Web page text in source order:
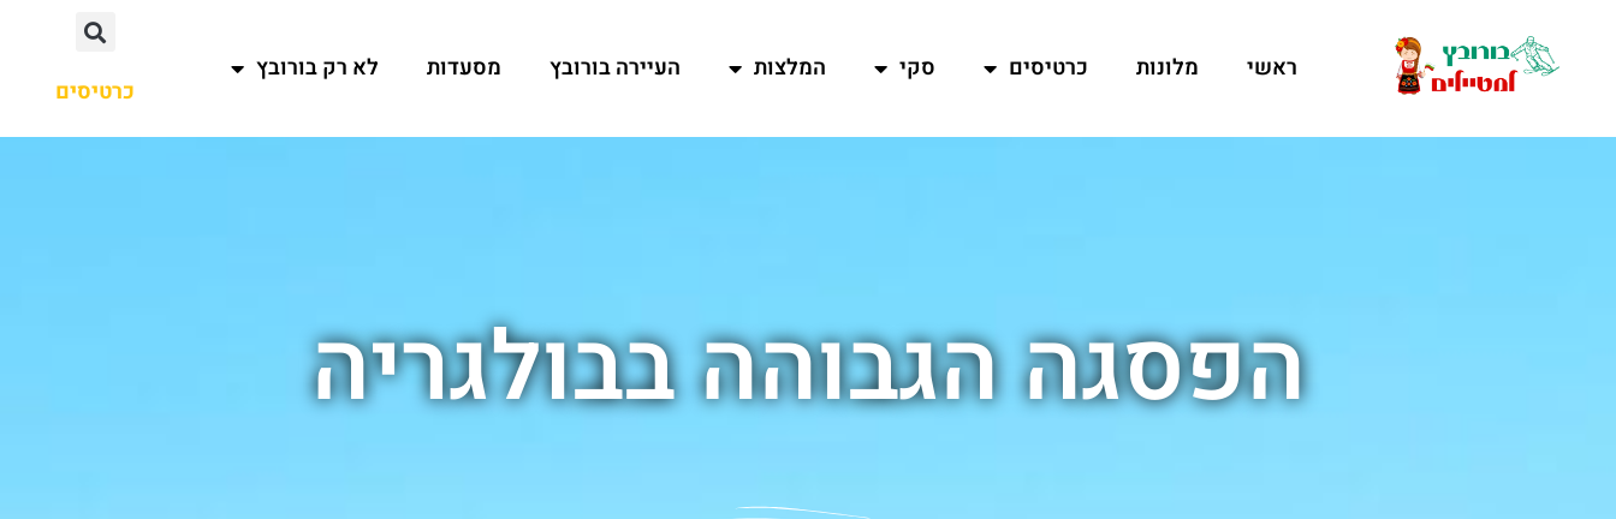
ראשי מלונות כרטיסים סקי המלצות העיירה בורובץ מסעדות לא רק בורובץ
כרטיסים
הפסגה הגבוהה בבולגריה